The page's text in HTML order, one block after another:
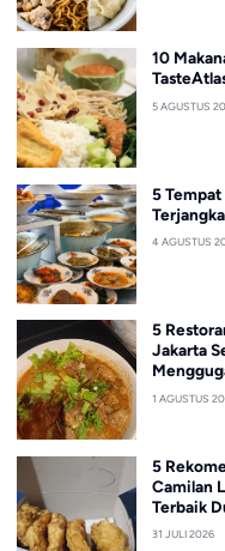
10
5 AGUSTUS
5 Tempat
4 AGUSTUS
5
Jakarta
1 AGUSTUS
5
Camilan
Terbaik
31 JULI 2026